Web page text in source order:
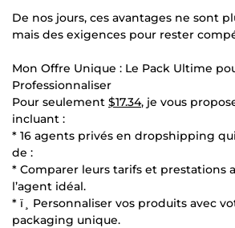
De nos jours, ces avantages ne sont
mais des exigences pour rester
Mon Offre Unique : Le Pack Ultime
Professionnaliser
Pour seulement $17.34, je vous
incluant :
* 16 agents privés en dropshipping
de :
* Comparer leurs tarifs et prestations
l’agent idéal.
* ï¸ Personnaliser vos produits avec
packaging unique.